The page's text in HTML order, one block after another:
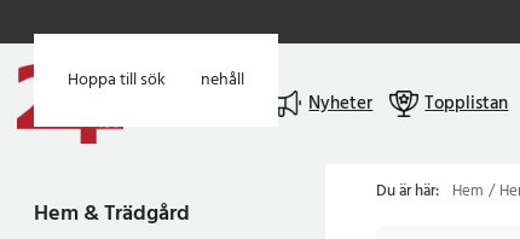
Hoppa till huvudinnehåll
Hoppa till sök
Nyheter Topplistan
Hem & Trädgård
Du är här: Hem